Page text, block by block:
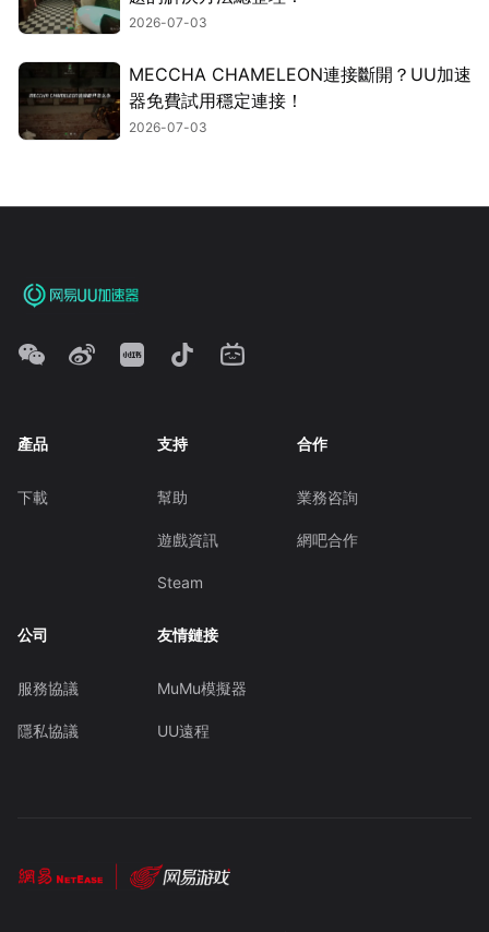
2026-07-03
MECCHA CHAMELEON連接斷開？UU加速
器免費試用穩定連接！
2026-07-03
產品
下載
支持
幫助
遊戲資訊
Steam
合作
業務咨詢
網吧合作
公司
服務協議
隱私協議
友情鏈接
MuMu模擬器
UU遠程